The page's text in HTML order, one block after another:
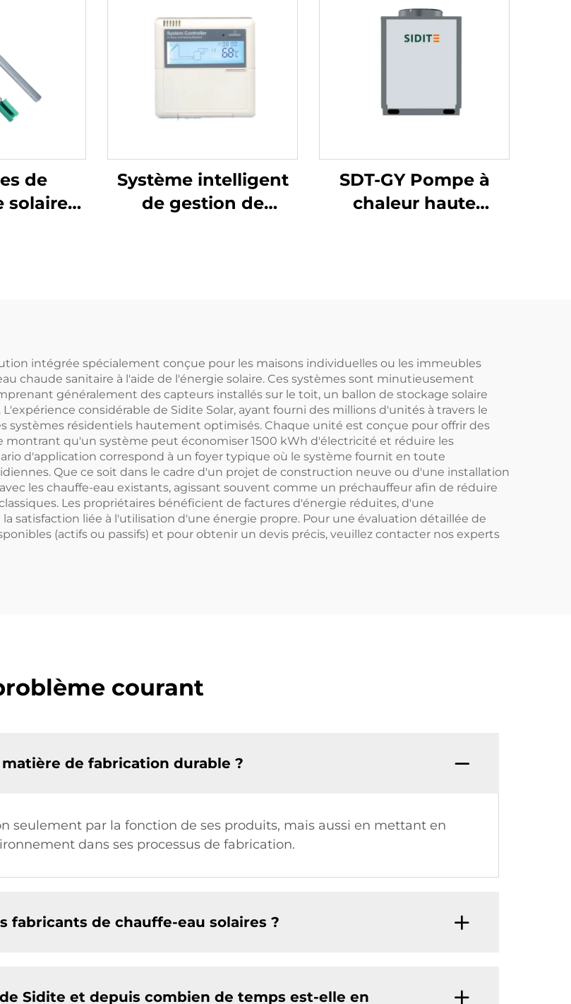
de
solaire
réduit
Système intelligent
de gestion de
Parties du chauffe-
eau
SDT-GY Pompe à
chaleur haute
commerciaux
Système grand
volume pour
bâtiments
intégrée spécialement conçue pour les maisons individuelles ou les immeubles
chaude sanitaire à l'aide de l'énergie solaire. Ces systèmes sont minutieusement
généralement des capteurs installés sur le toit, un ballon de stockage solaire
considérable de Sidite Solar, ayant fourni des millions d'unités à travers le
résidentiels hautement optimisés. Chaque unité est conçue pour offrir des
montrant qu'un système peut économiser 1500 kWh d'électricité et réduire les
d'application correspond à un foyer typique où le système fournit en toute
Que ce soit dans le cadre d'un projet de construction neuve ou d'une installation
les chauffe-eau existants, agissant souvent comme un préchauffeur afin de réduire
Les propriétaires bénéficient de factures d'énergie réduites, d'une
satisfaction liée à l'utilisation d'une énergie propre. Pour une évaluation détaillée de
(actifs ou passifs) et pour obtenir un devis précis, veuillez contacter nos experts
courant
de fabrication durable ?
seulement par la fonction de ses produits, mais aussi en mettant en
dans ses processus de fabrication.
fabricants de chauffe-eau solaires ?
Sidite et depuis combien de temps est-elle en